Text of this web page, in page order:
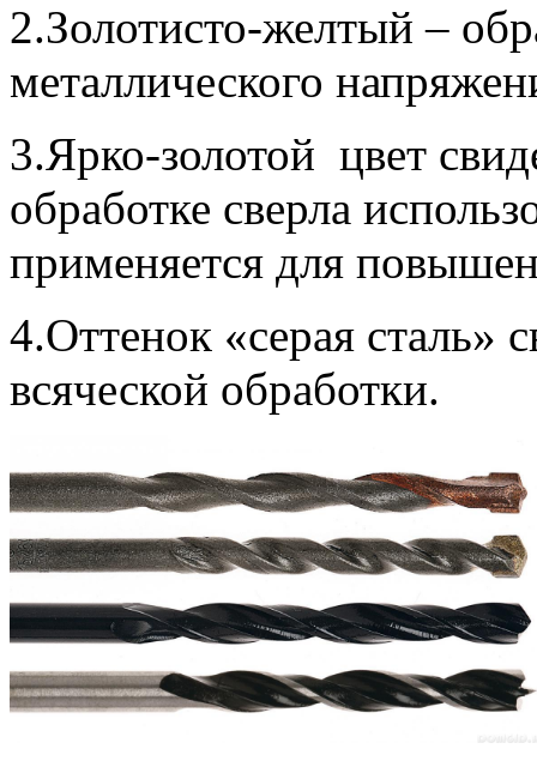
2.Золотисто-желтый –
металлического
3.Ярко-золотой цвет
обработке сверла
применяется для
4.Оттенок «серая сталь»
всяческой обработки.